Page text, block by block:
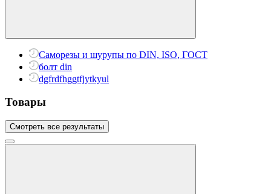
Саморезы и шурупы по DIN, ISO, ГОСТ
болт din
dgfrdfhggtfjytkyul
Товары
Смотреть все результаты